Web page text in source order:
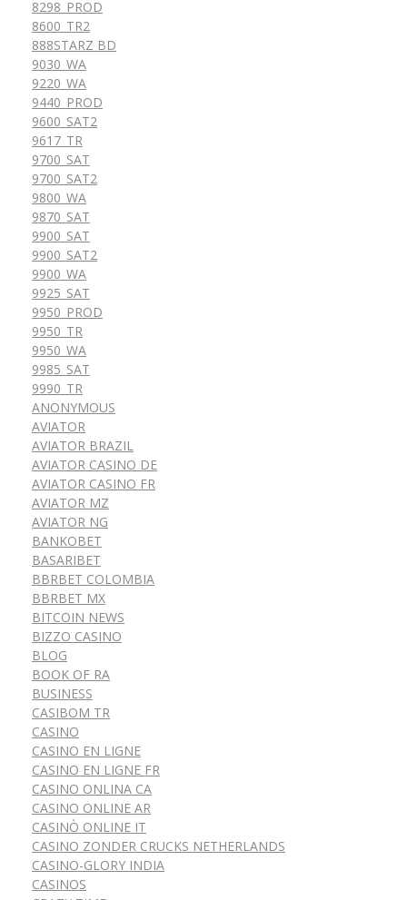
8298_PROD
8600_TR2
888STARZ BD
9030_WA
9220_WA
9440_PROD
9600_SAT2
9617_TR
9700_SAT
9700_SAT2
9800_WA
9870_SAT
9900_SAT
9900_SAT2
9900_WA
9925_SAT
9950_PROD
9950_TR
9950_WA
9985_SAT
9990_TR
ANONYMOUS
AVIATOR
AVIATOR BRAZIL
AVIATOR CASINO DE
AVIATOR CASINO FR
AVIATOR MZ
AVIATOR NG
BANKOBET
BASARIBET
BBRBET COLOMBIA
BBRBET MX
BITCOIN NEWS
BIZZO CASINO
BLOG
BOOK OF RA
BUSINESS
CASIBOM TR
CASINO
CASINO EN LIGNE
CASINO EN LIGNE FR
CASINO ONLINA CA
CASINO ONLINE AR
CASINÒ ONLINE IT
CASINO ZONDER CRUCKS NETHERLANDS
CASINO-GLORY INDIA
CASINOS